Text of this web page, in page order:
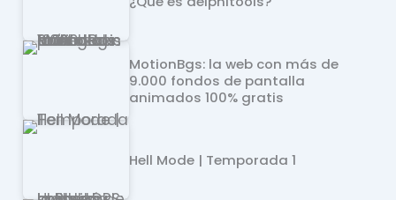
MotionBgs: la web con más de
9.000 fondos de pantalla
animados 100% gratis
Hell Mode | Temporada 1